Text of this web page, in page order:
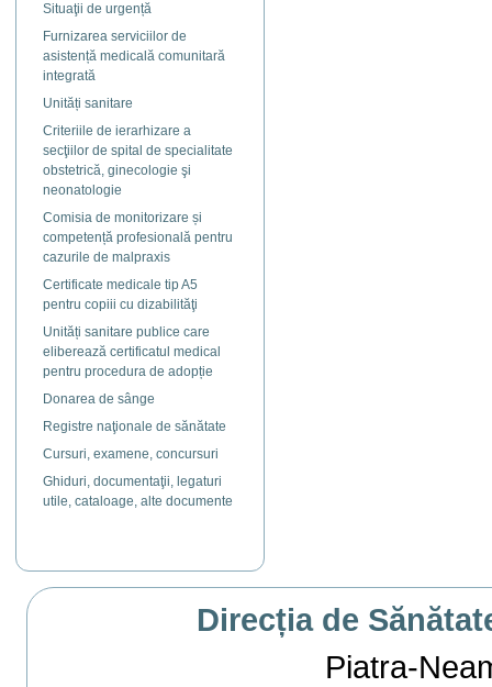
Situaţii de urgență
Furnizarea serviciilor de
asistență medicală comunitară
integrată
Unități sanitare
Criteriile de ierarhizare a
secţiilor de spital de specialitate
obstetrică, ginecologie şi
neonatologie
Comisia de monitorizare și
competență profesională pentru
cazurile de malpraxis
Certificate medicale tip A5
pentru copiii cu dizabilităţi
Unități sanitare publice care
eliberează certificatul medical
pentru procedura de adopție
Donarea de sânge
Registre naţionale de sănătate
Cursuri, examene, concursuri
Ghiduri, documentaţii, legaturi
utile, cataloage, alte documente
Direcția de
Piatra-